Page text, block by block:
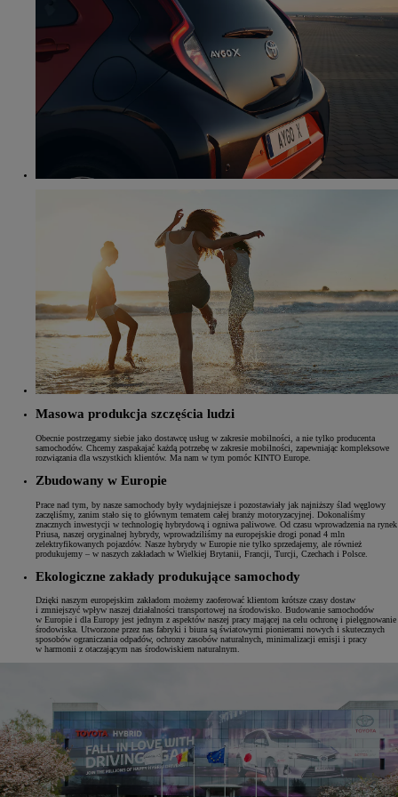
Masowa produkcja szczęścia ludzi
Obecnie postrzegamy siebie jako dostawcę usług w zakresie mobilności, a nie tylko producenta
samochodów. Chcemy zaspakajać każdą potrzebę w zakresie mobilności, zapewniając kompleksowe
rozwiązania dla wszystkich klientów. Ma nam w tym pomóc KINTO Europe.
Zbudowany w Europie
Prace nad tym, by nasze samochody były wydajniejsze i pozostawiały jak najniższy ślad węglowy
zaczęliśmy, zanim stało się to głównym tematem całej branży motoryzacyjnej. Dokonaliśmy
znacznych inwestycji w technologię hybrydową i ogniwa paliwowe. Od czasu wprowadzenia na rynek
Priusa, naszej oryginalnej hybrydy, wprowadziliśmy na europejskie drogi ponad 4 mln
zelektryfikowanych pojazdów. Nasze hybrydy w Europie nie tylko sprzedajemy, ale również
produkujemy – w naszych zakładach w Wielkiej Brytanii, Francji, Turcji, Czechach i Polsce.
Ekologiczne zakłady produkujące samochody
Dzięki naszym europejskim zakładom możemy zaoferować klientom krótsze czasy dostaw
i zmniejszyć wpływ naszej działalności transportowej na środowisko. Budowanie samochodów
w Europie i dla Europy jest jednym z aspektów naszej pracy mającej na celu ochronę i pielęgnowanie
środowiska. Utworzone przez nas fabryki i biura są światowymi pionierami nowych i skutecznych
sposobów ograniczania odpadów, ochrony zasobów naturalnych, minimalizacji emisji i pracy
w harmonii z otaczającym nas środowiskiem naturalnym.